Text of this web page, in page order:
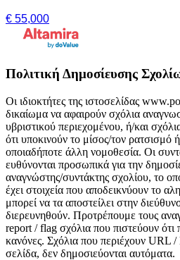
€ 55,000
Πολιτική Δημοσίευσης
Οι ιδιοκτήτες της ιστοσελίδας
δικαίωμα να αφαιρούν σχόλια
υβριστικού περιεχομένου, ή/και
ότι υποκινούν το μίσος/τον ρατσισμό
οποιαδήποτε άλλη νομοθεσία. Οι
ευθύνονται προσωπικά για την
αναγνώστης/συντάκτης σχολίου, το
έχει στοιχεία που αποδεικνύουν το
μπορεί να τα αποστείλει στην
διερευνηθούν. Προτρέπουμε τους
report / flag σχόλια που πιστεύουν ότι
κανόνες. Σχόλια που περιέχουν URL
σελίδα, δεν δημοσιεύονται αυτόματα.